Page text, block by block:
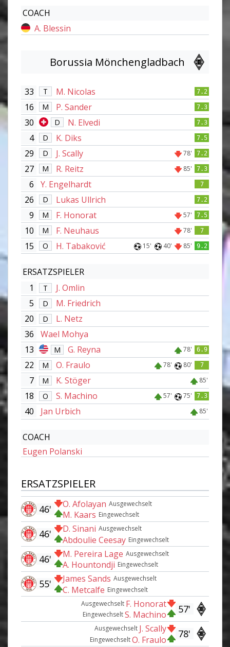
COACH
A. Blessin
Borussia Mönchengladbach
33 T M. Nicolas 7.2
16 M P. Sander 7.3
30 D N. Elvedi 7.3
4 D K. Diks 7.5
29 D J. Scally 78' 7.2
27 M R. Reitz 85' 7.3
6 Y. Engelhardt 7
26 D Lukas Ullrich 7.2
9 M F. Honorat 57' 7.5
10 M F. Neuhaus 78' 7
15 O H. Tabaković 15' 40' 85' 9.2
ERSATZSPIELER
1
T
J. Omlin
5
D
M. Friedrich
20
D
L. Netz
36
Wael Mohya
13
M G. Reyna 78' 6.9
22 M O. Fraulo 78' 80' 7
7 M K. Stöger 85'
18 O S. Machino 57' 75' 7.3
40 Jan Urbich 85'
COACH
Eugen Polanski
ERSATZSPIELER
Ausgewechselt
O. Afolayan
Eingewechselt
M. Kaars
46'
Ausgewechselt
D. Sinani
Eingewechselt
Abdoulie Ceesay
46'
Ausgewechselt
M. Pereira Lage
Eingewechselt
A. Hountondji
46'
Ausgewechselt
James Sands
Eingewechselt
C. Metcalfe
55'
57'
Ausgewechselt F. Honorat
EingewechseltS. Machino
78'
Ausgewechselt J. Scally
EingewechseltO. Fraulo